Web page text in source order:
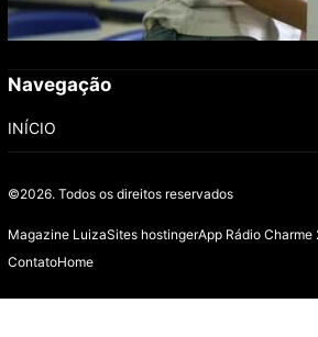
Navegação
INÍCIO
©2026. Todos os direitos reservados
Magazine LuizaSites hostingerApp Rádio Charme
ContatoHome